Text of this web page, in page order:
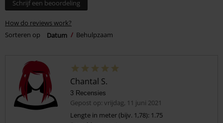
Schrijf een beoordeling
How do reviews work?
Sorteren op
Datum Behulpzaam
Chantal S.
3 Recensies
Gepost op: vrijdag, 11 juni 2021
Lengte in meter (bijv. 1,78): 1.75